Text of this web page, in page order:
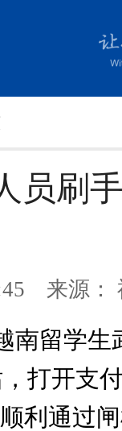
员刷
来源：
留学生
打开支
利通过